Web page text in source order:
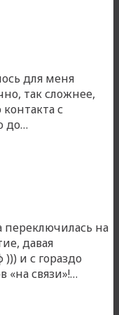
для меня
так сложнее,
с
до…
на
давая
и с гораздо
«на связи»!…